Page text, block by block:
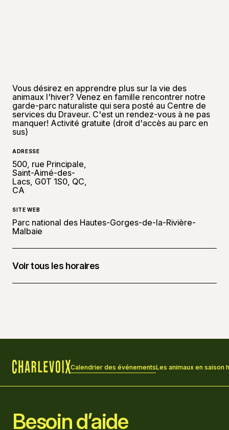
Vous désirez en apprendre plus sur la vie des
animaux l'hiver? Venez en famille rencontrer notre
garde-parc naturaliste qui sera posté au Centre de
services du Draveur. C'est un rendez-vous à ne pas
manquer! Activité gratuite (droit d'accès au parc en
sus)
ADRESSE
500, rue Principale,
Saint-Aimé-des-
Lacs, G0T 1S0, QC,
CA
SITE WEB
Parc national des Hautes-Gorges-de-la-Rivière-
Malbaie
Voir tous les horaires
Calendrier des événementsLes animaux en
Besoin d’aide